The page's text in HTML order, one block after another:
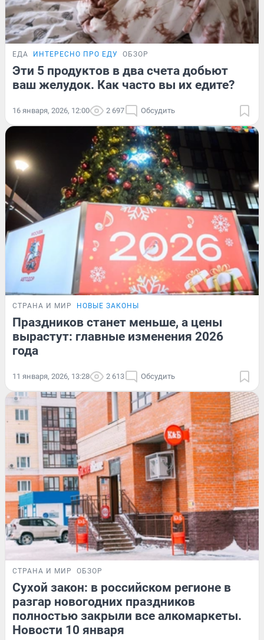
ЕДА ИНТЕРЕСНО ПРО ЕДУ ОБЗОР
Эти 5 продуктов в два счета добьют
ваш желудок. Как часто вы их едите?
16 января, 2026, 12:00 2 697 Обсудить
СТРАНА И МИР НОВЫЕ ЗАКОНЫ
Праздников станет меньше, а цены
вырастут: главные изменения 2026
года
11 января, 2026, 13:28 2 613 Обсудить
СТРАНА И МИР ОБЗОР
Сухой закон: в российском регионе в
разгар новогодних праздников
полностью закрыли все алкомаркеты.
Новости 10 января